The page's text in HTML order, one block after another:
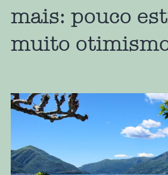
mais: pouco
muito